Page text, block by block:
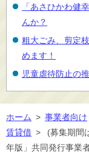
「あさひかわ健
んか？
粗大ごみ、剪定
めます！
児童虐待防止の
ホーム > 事業者向け
賃貸借 >
(募集期間
年版」共同発行事業